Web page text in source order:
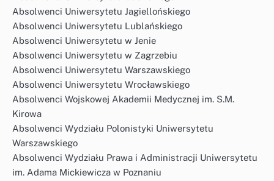
Absolwenci Uniwersytetu Jagiellońskiego
Absolwenci Uniwersytetu Lublańskiego
Absolwenci Uniwersytetu w Jenie
Absolwenci Uniwersytetu w Zagrzebiu
Absolwenci Uniwersytetu Warszawskiego
Absolwenci Uniwersytetu Wrocławskiego
Absolwenci Wojskowej Akademii Medycznej im. S.M.
Kirowa
Absolwenci Wydziału Polonistyki Uniwersytetu
Warszawskiego
Absolwenci Wydziału Prawa i Administracji Uniwersytetu
im. Adama Mickiewicza w Poznaniu